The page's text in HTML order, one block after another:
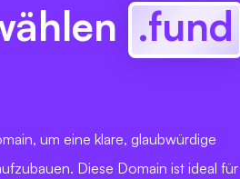
.fund
um eine klare, glaubwürdige
Diese Domain ist ideal für